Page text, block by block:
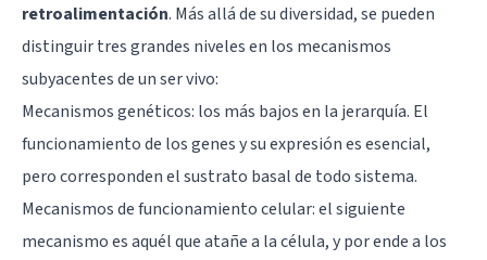
retroalimentación. Más allá de su diversidad, se pueden
distinguir tres grandes niveles en los mecanismos
subyacentes de un ser vivo:
Mecanismos genéticos: los más bajos en la jerarquía. El
funcionamiento de los genes y su expresión es esencial,
pero corresponden el sustrato basal de todo sistema.
Mecanismos de funcionamiento celular: el siguiente
mecanismo es aquél que atañe a la célula, y por ende a los